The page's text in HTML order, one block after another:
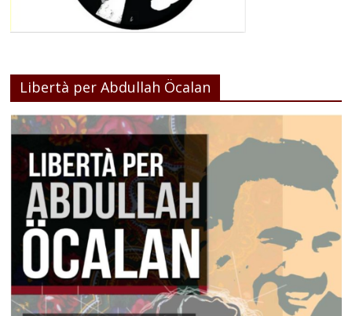
Libertà per Abdullah Öcalan